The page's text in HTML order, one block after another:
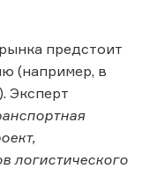
предстоит
(например, в
Эксперт
логистического